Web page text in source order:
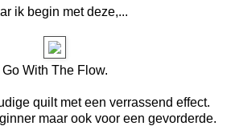
ik begin met deze,...
Go With The Flow.
quilt met een verrassend effect.
maar ook voor een gevorderde.